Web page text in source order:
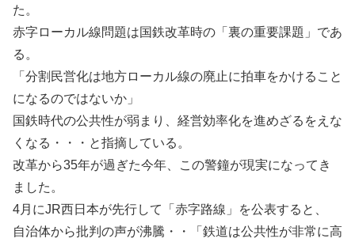
た。
赤字ローカル線問題は国鉄改革時の「裏の重要課題」であ
る。
「分割民営化は地方ローカル線の廃止に拍車をかけること
になるのではないか」
国鉄時代の公共性が弱まり、経営効率化を進めざるをえな
くなる・・・と指摘している。
改革から35年が過ぎた今年、この警鐘が現実になってき
ました。
4月にJR西日本が先行して「赤字路線」を公表すると、
自治体から批判の声が沸騰・・「鉄道は公共性が非常に高